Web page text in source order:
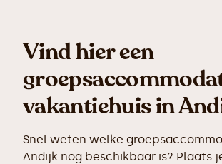
Vind hier een
vakantiehuis in
Snel weten welke
Andijk nog beschikbaar is? Plaats